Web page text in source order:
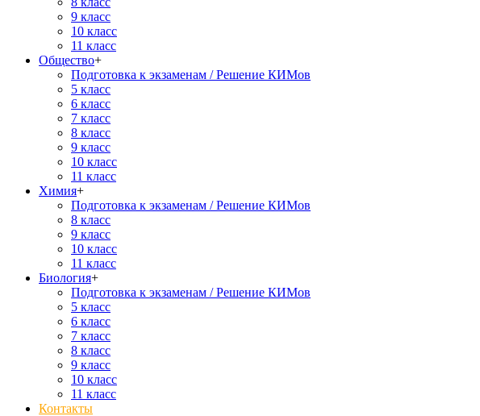
9 класс
10 класс
11 класс
Общество+
Подготовка к экзаменам / Решение КИМов
5 класс
6 класс
7 класс
8 класс
9 класс
10 класс
11 класс
Химия+
Подготовка к экзаменам / Решение КИМов
8 класс
9 класс
10 класс
11 класс
Биология+
Подготовка к экзаменам / Решение КИМов
5 класс
6 класс
7 класс
8 класс
9 класс
10 класс
11 класс
Контакты